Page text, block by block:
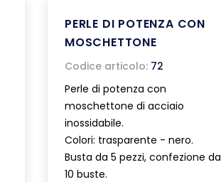
PERLE DI POTENZA CON
MOSCHETTONE
Codice articolo: 72
Perle di potenza con
moschettone di acciaio
inossidabile.
Colori: trasparente - nero.
Busta da 5 pezzi, confezione da
10 buste.